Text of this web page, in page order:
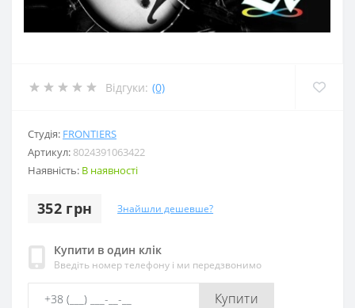
Відгуки: (0)
Студія: FRONTIERS
Артикул: 8024391063422
Наявність: В наявності
352 грн Знайшли дешевше?
Купити в один клік
Введіть номер телефону і ми передзвонимо
Купити